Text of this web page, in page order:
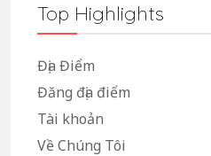
Top Highlights
Địa Điểm
Đăng địa điểm
Tài khoản
Về Chúng Tôi